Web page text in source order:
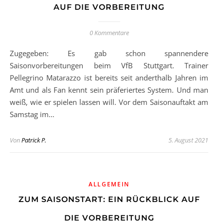
AUF DIE VORBEREITUNG
0 Kommentare
Zugegeben: Es gab schon spannendere
Saisonvorbereitungen beim VfB Stuttgart. Trainer
Pellegrino Matarazzo ist bereits seit anderthalb Jahren im
Amt und als Fan kennt sein präferiertes System. Und man
weiß, wie er spielen lassen will. Vor dem Saisonauftakt am
Samstag im…
VonPatrick P. 5. August 2021
ALLGEMEIN
ZUM SAISONSTART: EIN RÜCKBLICK AUF
DIE VORBEREITUNG